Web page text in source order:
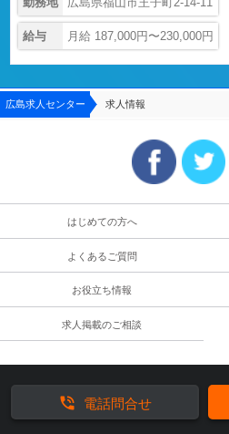
給与 月給 187,000円〜230,000円
広島求人センター 求人情報
はじめての方へ
よくあるご質問
お役立ち情報
求人掲載のご相談
 電話問合せ